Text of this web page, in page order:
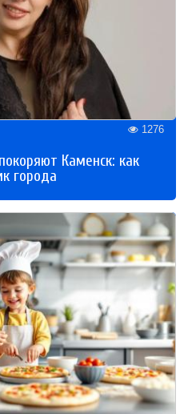
1276
Каменск: как
города